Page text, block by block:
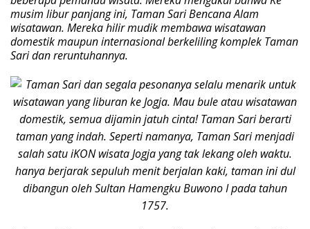
musim libur panjang ini, Taman Sari Bencana Alam
wisatawan. Mereka hilir mudik membawa wisatawan
domestik maupun internasional berkeliling komplek Taman
Sari dan reruntuhannya.